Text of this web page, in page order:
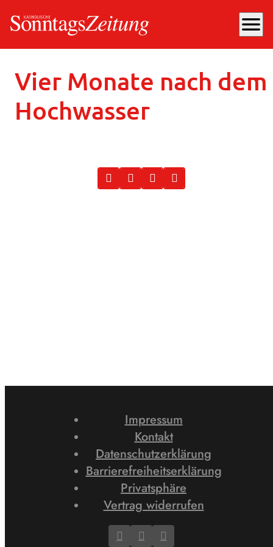
menu
Mittwoch, 09.10.2024, 12:49 Uhr
Vier Monate nach dem
Hochwasser
Impressum
Kontakt
Datenschutzerklärung
Barrierefreiheitserklärung
Privatsphäre
Vertrag widerrufen